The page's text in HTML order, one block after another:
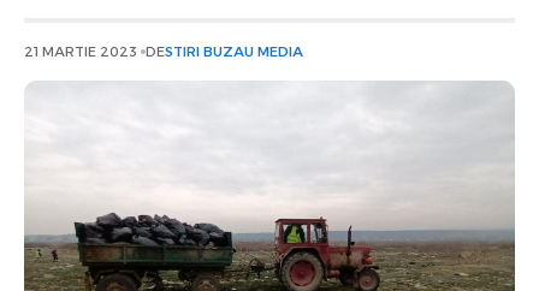
21 MARTIE 2023 DESTIRI BUZAU MEDIA